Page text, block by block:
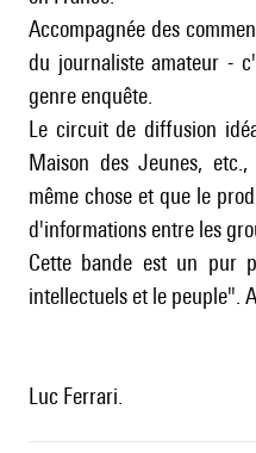
Accompagnée des
du journaliste amateur -
genre enquête.
Le circuit de diffusion
Maison des Jeunes,
même chose et que le
d'informations entre les
Cette bande est un pur
intellectuels et le peuple".
Luc Ferrari.